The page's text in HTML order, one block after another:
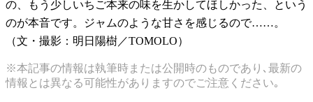
の、もう少しいちご本来の味を生かしてほしかった、という
のが本音です。ジャムのような甘さを感じるので……。
（文・撮影：明日陽樹／TOMOLO）
※本記事の情報は執筆時または公開時のものであり､最新の
情報とは異なる可能性がありますのでご注意ください｡